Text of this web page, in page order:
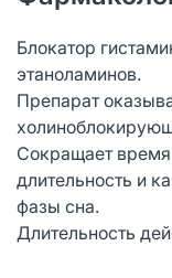
Блокатор
этаноламинов.
Препарат
Сокращает
длительность и
фазы сна.
Длительность